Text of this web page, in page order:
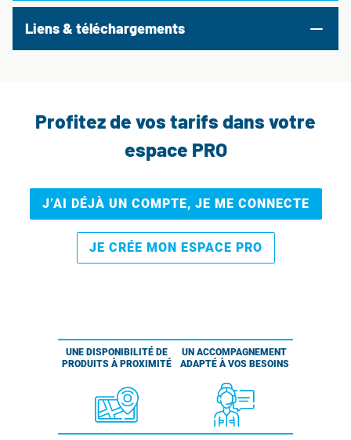
Liens & téléchargements
Profitez de vos tarifs dans votre
espace PRO
J’AI DÉJÀ UN COMPTE, JE ME CONNECTE
JE CRÉE MON ESPACE PRO
UNE DISPONIBILITÉ DE
PRODUITS À PROXIMITÉ
UN ACCOMPAGNEMENT
ADAPTÉ À VOS BESOINS